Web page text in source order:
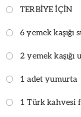
TERBİYE İÇİN
6 yemek kaşığı
2 yemek kaşığı
1 adet yumurta
1 Türk kahvesi